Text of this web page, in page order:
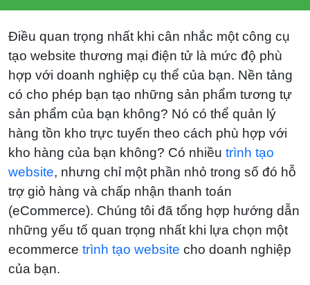
trong lĩnh vực kinh
doanh. Mình rất
khuyên dùng các
website của
Dazzly.”
—Shafrana, Pretty
Little Cupcakes
Điều quan trọng nhất khi cân nhắc một công cụ
tạo website thương mại điện tử là mức độ phù
hợp với doanh nghiệp cụ thể của bạn. Nền tảng
có cho phép bạn tạo những sản phẩm tương tự
sản phẩm của bạn không? Nó có thể quản lý
hàng tồn kho trực tuyến theo cách phù hợp với
kho hàng của bạn không? Có nhiều trình tạo
website, nhưng chỉ một phần nhỏ trong số đó hỗ
trợ giỏ hàng và chấp nhận thanh toán
(eCommerce). Chúng tôi đã tổng hợp hướng dẫn
những yếu tố quan trọng nhất khi lựa chọn một
ecommerce trình tạo website cho doanh nghiệp
của bạn.